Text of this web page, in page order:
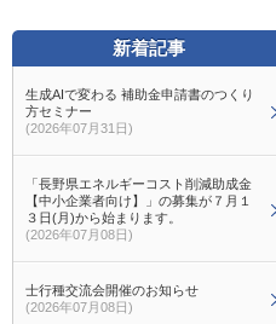
新着記事
生成AIで変わる 補助金申請書のつくり
方セミナー
(2026年07月31日)
「長野県エネルギーコスト削減助成金
【中小企業者向け】」の募集が７月１
３日(月)から始まります。
(2026年07月08日)
士行種交流会開催のお知らせ
(2026年07月08日)